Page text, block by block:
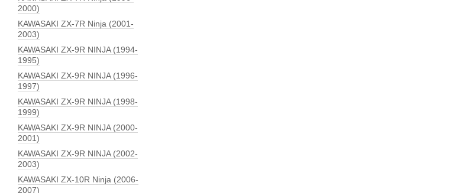
2000)
KAWASAKI ZX-7R Ninja (2001-
2003)
KAWASAKI ZX-9R NINJA (1994-
1995)
KAWASAKI ZX-9R NINJA (1996-
1997)
KAWASAKI ZX-9R NINJA (1998-
1999)
KAWASAKI ZX-9R NINJA (2000-
2001)
KAWASAKI ZX-9R NINJA (2002-
2003)
KAWASAKI ZX-10R Ninja (2006-
2007)